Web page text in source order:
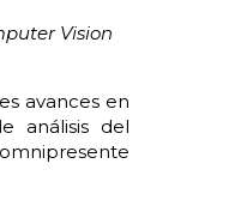
Vision
avances en
análisis del